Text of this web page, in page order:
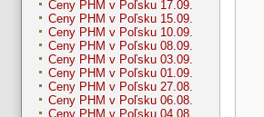
Ceny PHM v Poľsku 17.09.
Ceny PHM v Poľsku 15.09.
Ceny PHM v Poľsku 10.09.
Ceny PHM v Poľsku 08.09.
Ceny PHM v Poľsku 03.09.
Ceny PHM v Poľsku 01.09.
Ceny PHM v Poľsku 27.08.
Ceny PHM v Poľsku 06.08.
Ceny PHM v Poľsku 04.08.